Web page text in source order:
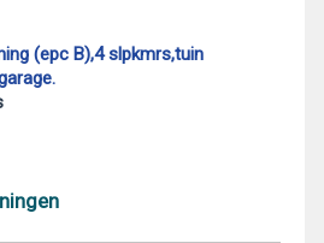
(epc B),4 slpkmrs,tuin